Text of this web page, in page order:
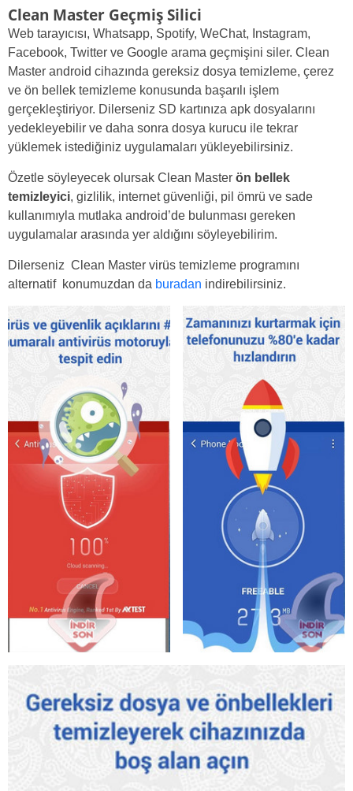
Clean Master Geçmiş Silici
Web tarayıcısı, Whatsapp, Spotify, WeChat, Instagram,
Facebook, Twitter ve Google arama geçmişini siler. Clean
Master android cihazında gereksiz dosya temizleme, çerez
ve ön bellek temizleme konusunda başarılı işlem
gerçekleştiriyor. Dilerseniz SD kartınıza apk dosyalarını
yedekleyebilir ve daha sonra dosya kurucu ile tekrar
yüklemek istediğiniz uygulamaları yükleyebilirsiniz.
Özetle söyleyecek olursak Clean Master ön bellek
temizleyici, gizlilik, internet güvenliği, pil ömrü ve sade
kullanımıyla mutlaka android’de bulunması gereken
uygulamalar arasında yer aldığını söyleyebilirim.
Dilerseniz Clean Master virüs temizleme programını
alternatif konumuzdan da buradan indirebilirsiniz.